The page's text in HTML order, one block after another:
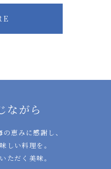
ながら
恵みに感謝し、
しい料理を。
ただく美味。